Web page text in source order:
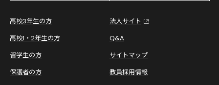
高校3年生の方
高校1・2年生の方
留学生の方
保護者の方
法人サイト
Q&A
サイトマップ
教員採用情報